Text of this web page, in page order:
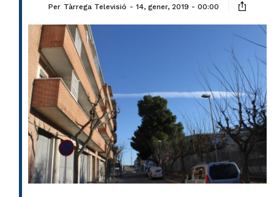
Per Tàrrega Televisió 14, gener, 2019 - 00:00